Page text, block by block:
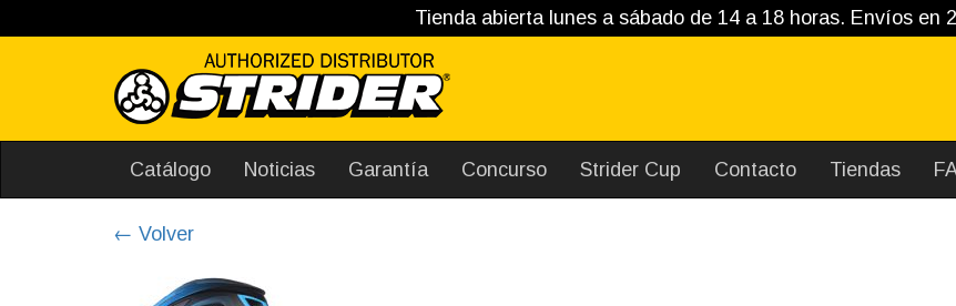
Tienda abierta lunes a sábado de 14 a 18 horas. Envíos en
Catálogo Noticias Garantía Concurso Strider Cup Contacto Tiendas
← Volver